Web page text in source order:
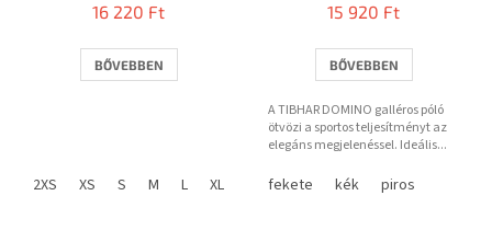
16 220 Ft
BŐVEBBEN
2XS XS S M L XL 3XL 4XL
15 920 Ft
BŐVEBBEN
A TIBHAR DOMINO galléros póló
ötvözi a sportos teljesítményt az
elegáns megjelenéssel. Ideális...
fekete kék piros